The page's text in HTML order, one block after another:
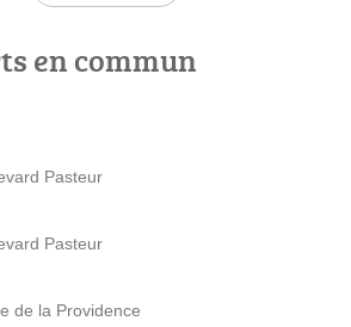
en commun
Pasteur
Pasteur
de la Providence